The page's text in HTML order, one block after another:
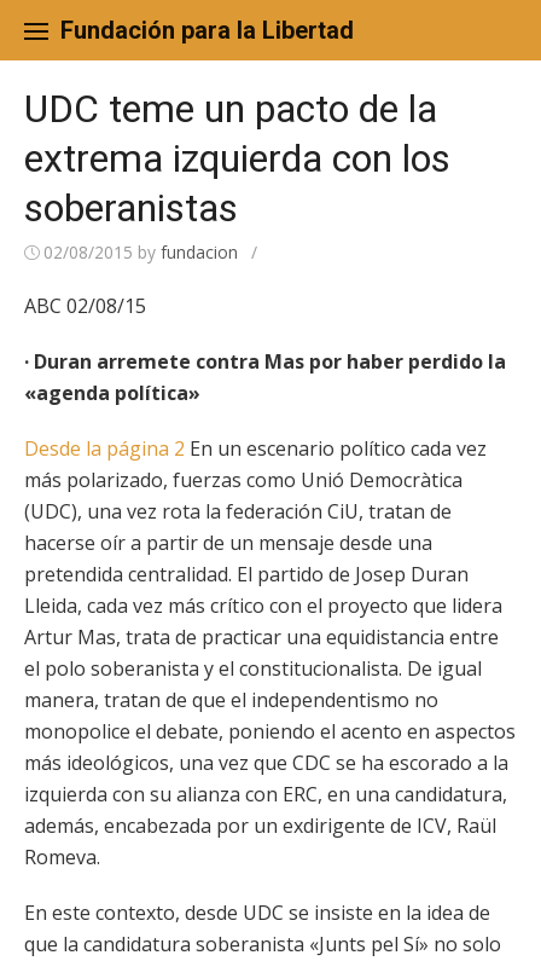
content
Fundación para la Libertad
UDC teme un pacto de la
extrema izquierda con los
soberanistas
02/08/2015 by fundacion /
ABC 02/08/15
· Duran arremete contra Mas por haber perdido la
«agenda política»
Desde la página 2 En un escenario político cada vez
más polarizado, fuerzas como Unió Democràtica
(UDC), una vez rota la federación CiU, tratan de
hacerse oír a partir de un mensaje desde una
pretendida centralidad. El partido de Josep Duran
Lleida, cada vez más crítico con el proyecto que lidera
Artur Mas, trata de practicar una equidistancia entre
el polo soberanista y el constitucionalista. De igual
manera, tratan de que el independentismo no
monopolice el debate, poniendo el acento en aspectos
más ideológicos, una vez que CDC se ha escorado a la
izquierda con su alianza con ERC, en una candidatura,
además, encabezada por un exdirigente de ICV, Raül
Romeva.
En este contexto, desde UDC se insiste en la idea de
que la candidatura soberanista «Junts pel Sí» no solo